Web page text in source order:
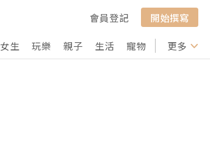
會員登記
開始撰寫
女生 玩樂 親子 生活 寵物 行山 打卡
更多